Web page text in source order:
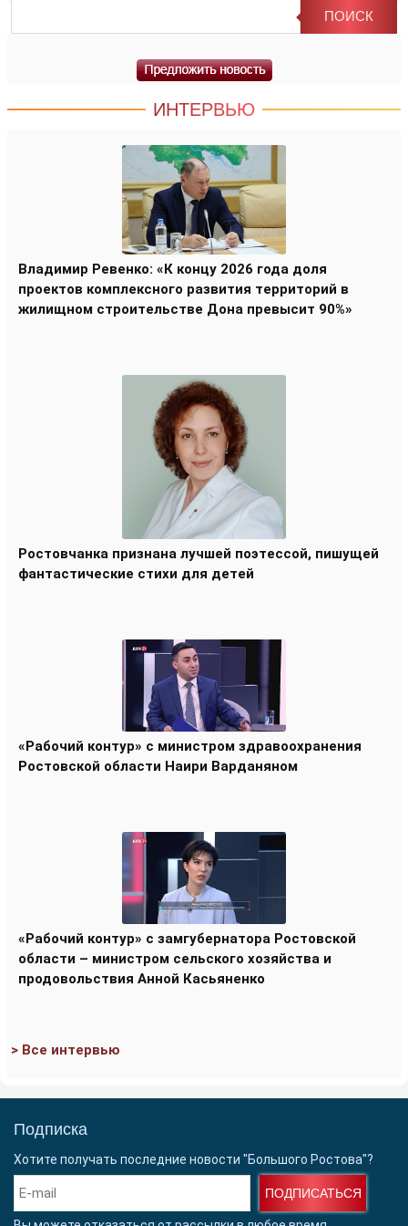
ИНТЕРВЬЮ
Владимир Ревенко: «К концу 2026 года доля
проектов комплексного развития территорий в
жилищном строительстве Дона превысит 90%»
Ростовчанка признана лучшей поэтессой, пишущей
фантастические стихи для детей
«Рабочий контур» с министром здравоохранения
Ростовской области Наири Варданяном
«Рабочий контур» с замгубернатора Ростовской
области – министром сельского хозяйства и
продовольствия Анной Касьяненко
> Все интервью
Подписка
Хотите получать последние новости "Большого Ростова"?
ПОДПИСАТЬСЯ